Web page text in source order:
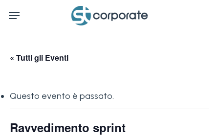
Menu
« Tutti gli Eventi
Questo evento è passato.
Ravvedimento sprint